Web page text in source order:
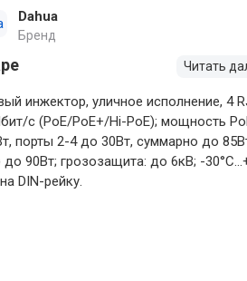
Dahua
Бренд
Читать
инжектор, уличное исполнение, 4
с (PoE/PoE+/Hi-PoE); мощность
порты 2-4 до 30Вт, суммарно до
до 90Вт; грозозащита: до 6кВ; -
DIN-рейку.